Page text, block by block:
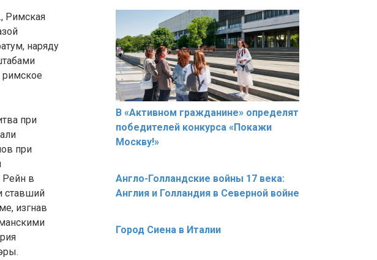
Римская
наряду
римское
при
при
Рейн в
ставший
изгнав
В «Активном гражданине» определят
победителей конкурса «Покажи
Москву!»
Англо-Голландские войны 17 века:
Англия и Голландия в Северной войне
Город Сиена в Италии